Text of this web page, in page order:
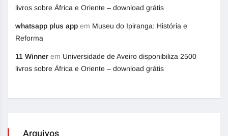
livros sobre África e Oriente – download grátis
whatsapp plus app em Museu do Ipiranga: História e
Reforma
11 Winner em Universidade de Aveiro disponibiliza 2500
livros sobre África e Oriente – download grátis